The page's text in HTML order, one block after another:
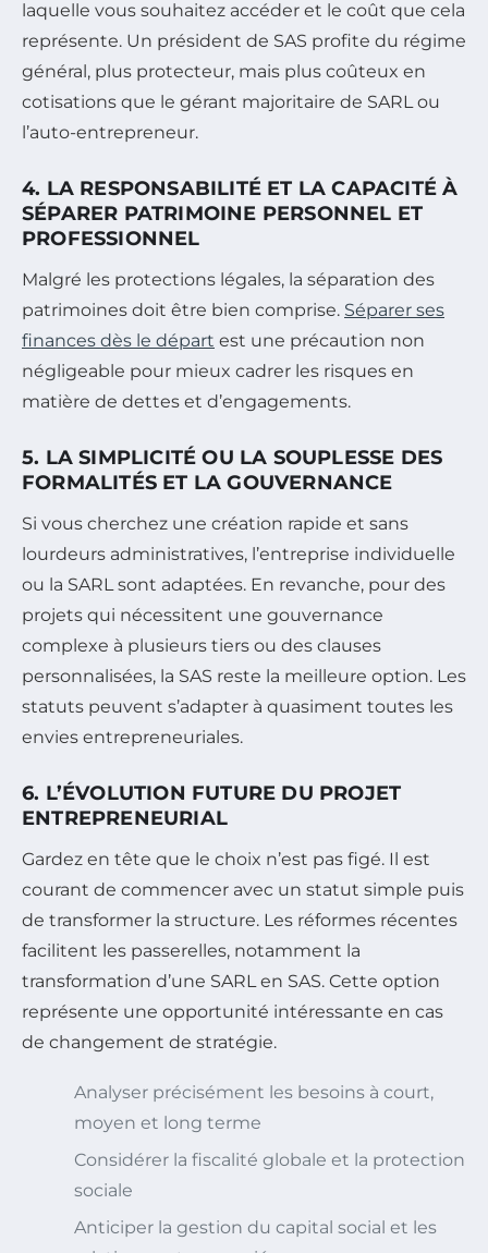
laquelle vous souhaitez accéder et le coût que cela
représente. Un président de SAS profite du régime
général, plus protecteur, mais plus coûteux en
cotisations que le gérant majoritaire de SARL ou
l’auto-entrepreneur.
4. LA RESPONSABILITÉ ET LA CAPACITÉ À
SÉPARER PATRIMOINE PERSONNEL ET
PROFESSIONNEL
Malgré les protections légales, la séparation des
patrimoines doit être bien comprise. Séparer ses
finances dès le départ est une précaution non
négligeable pour mieux cadrer les risques en
matière de dettes et d’engagements.
5. LA SIMPLICITÉ OU LA SOUPLESSE DES
FORMALITÉS ET LA GOUVERNANCE
Si vous cherchez une création rapide et sans
lourdeurs administratives, l’entreprise individuelle
ou la SARL sont adaptées. En revanche, pour des
projets qui nécessitent une gouvernance
complexe à plusieurs tiers ou des clauses
personnalisées, la SAS reste la meilleure option. Les
statuts peuvent s’adapter à quasiment toutes les
envies entrepreneuriales.
6. L’ÉVOLUTION FUTURE DU PROJET
ENTREPRENEURIAL
Gardez en tête que le choix n’est pas figé. Il est
courant de commencer avec un statut simple puis
de transformer la structure. Les réformes récentes
facilitent les passerelles, notamment la
transformation d’une SARL en SAS. Cette option
représente une opportunité intéressante en cas
de changement de stratégie.
Analyser précisément les besoins à court,
moyen et long terme
Considérer la fiscalité globale et la protection
sociale
Anticiper la gestion du capital social et les